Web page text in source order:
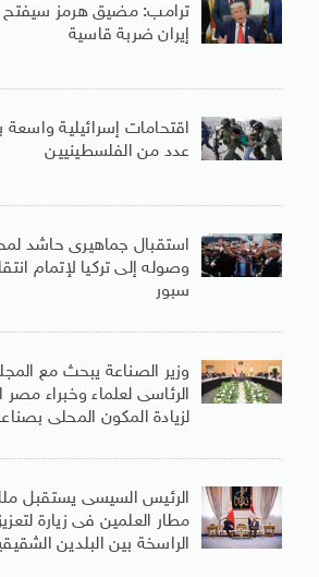
ترامب: مضيق هرمز سيفتح
إيران ضربة قاسية
اقتحامات إسرائيلية واسعة
عدد من الفلسطينيين
استقبال جماهيرى حاشد
وصوله إلى تركيا لإتمام
سبور
وزير الصناعة يبحث مع
الرئاسى لعلماء وخبراء مصر
لزيادة المكون المحلى
الرئيس السيسى يستقبل
مطار العلمين فى زيارة
الراسخة بين البلدين